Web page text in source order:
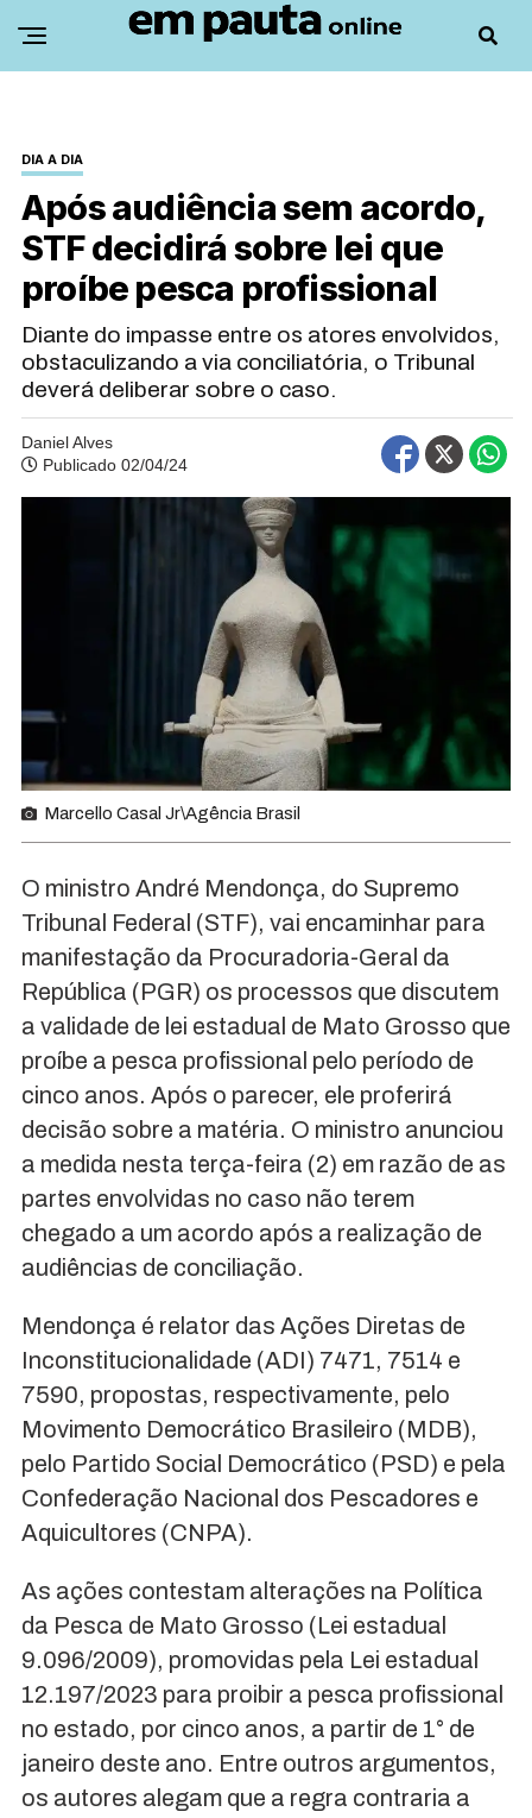
DIA A DIA
Após audiência sem acordo,
STF decidirá sobre lei que
proíbe pesca profissional
Diante do impasse entre os atores envolvidos,
obstaculizando a via conciliatória, o Tribunal
deverá deliberar sobre o caso.
Daniel Alves
Publicado 02/04/24
Marcello Casal Jr\Agência Brasil
O ministro André Mendonça, do Supremo
Tribunal Federal (STF), vai encaminhar para
manifestação da Procuradoria-Geral da
República (PGR) os processos que discutem
a validade de lei estadual de Mato Grosso que
proíbe a pesca profissional pelo período de
cinco anos. Após o parecer, ele proferirá
decisão sobre a matéria. O ministro anunciou
a medida nesta terça-feira (2) em razão de as
partes envolvidas no caso não terem
chegado a um acordo após a realização de
audiências de conciliação.
Mendonça é relator das Ações Diretas de
Inconstitucionalidade (ADI) 7471, 7514 e
7590, propostas, respectivamente, pelo
Movimento Democrático Brasileiro (MDB),
pelo Partido Social Democrático (PSD) e pela
Confederação Nacional dos Pescadores e
Aquicultores (CNPA).
As ações contestam alterações na Política
da Pesca de Mato Grosso (Lei estadual
9.096/2009), promovidas pela Lei estadual
12.197/2023 para proibir a pesca profissional
no estado, por cinco anos, a partir de 1° de
janeiro deste ano. Entre outros argumentos,
os autores alegam que a regra contraria a